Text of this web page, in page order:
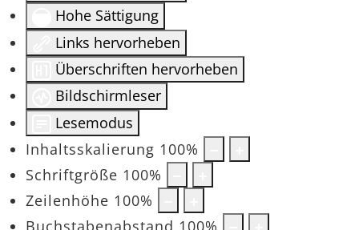
Hohe Sättigung
Links hervorheben
Überschriften hervorheben
Bildschirmleser
Lesemodus
Inhaltsskalierung 100%
Schriftgröße 100%
Zeilenhöhe 100%
Buchstabenabstand 100%